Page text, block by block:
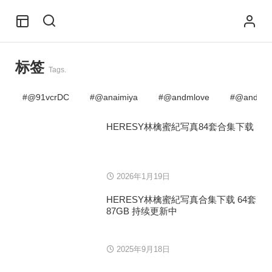
标签 Tags.
@91vcrDC @anaimiya @andmlove
HERESY林檎蜜紀写真84套合集下载
2026年1月19日
HERESY林檎蜜紀写真合集下载 64套
87GB 持续更新中
2025年9月18日